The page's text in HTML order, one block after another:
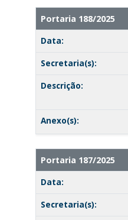
Portaria 188/2025
Data:
Secretaria(s):
Descrição:
Anexo(s):
Portaria 187/2025
Data:
Secretaria(s):